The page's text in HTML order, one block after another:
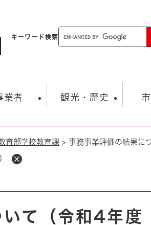
キーワード検索
生涯学習・スポーツ
業者
札・契約情報 まちづくり
境 福祉・介護
観光・歴史
観光スポット
とじる
総合計画
職員採用情報
設の案内
オープンデータ
育部学校教育課 > 事務事業評価の結果に
て（令和4年度